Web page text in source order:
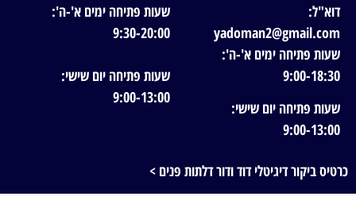
דוא"ל:
yadoman2@gmail.com
שעות פתיחה ימים א'-ה':
9:00-18:30
שעות פתיחה יום שישי:
9:00-13:00
שעות פתיחה ימים א'-ה':
9:30-20:00
שעות פתיחה יום שישי:
9:00-13:00
כרטיס ביקור דיגיטלי דוד ודור דלתות פנים >